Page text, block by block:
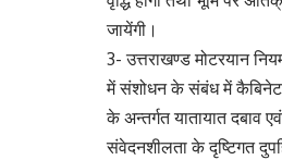
जायेंगी।
3- उत्तराखण्ड मोटरयान
में संशोधन के संबंध में कैबिनेट
के अन्तर्गत यातायात दबाव
संवेदनशीलता के दृष्टिगत